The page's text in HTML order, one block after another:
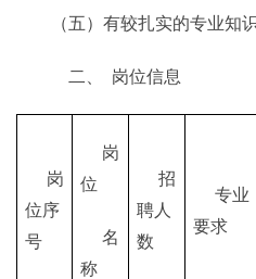
（五）有较扎实的专业知
二、 岗位信息
岗
位序
号
岗
位
名
称
招
聘人
数
专业
要求